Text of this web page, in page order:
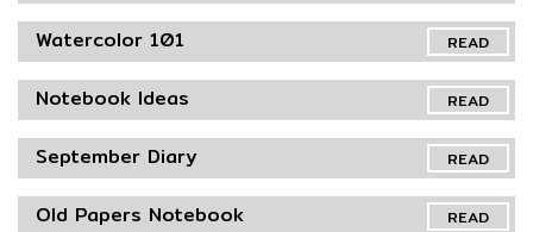
READ
Watercolor 101
READ
Notebook Ideas
READ
September Diary
READ
Old Papers Notebook